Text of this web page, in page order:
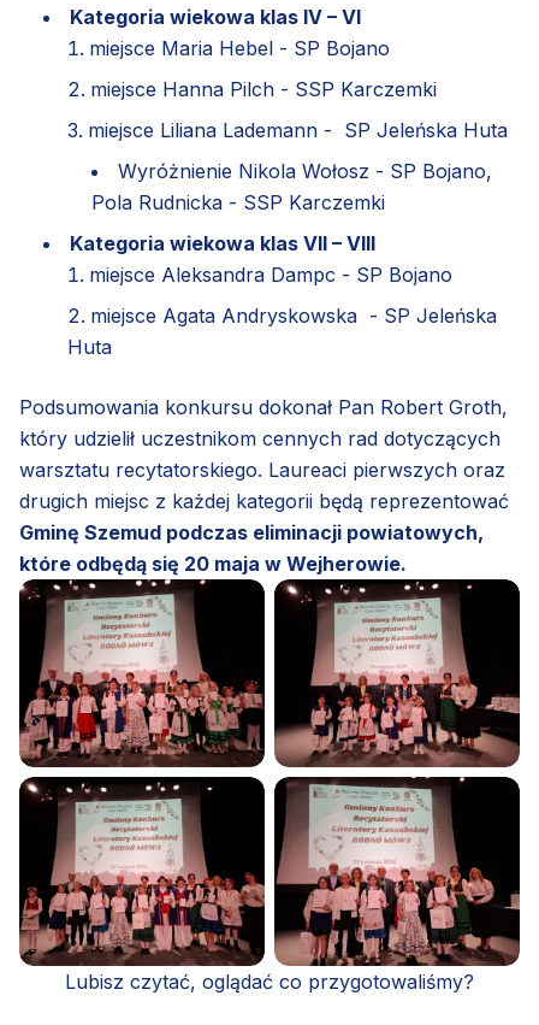
Kategoria wiekowa klas IV – VI
miejsce Maria Hebel - SP Bojano
miejsce Hanna Pilch - SSP Karczemki
miejsce Liliana Lademann - SP Jeleńska Huta
Wyróżnienie Nikola Wołosz - SP Bojano,
Pola Rudnicka - SSP Karczemki
Kategoria wiekowa klas VII – VIII
miejsce Aleksandra Dampc - SP Bojano
miejsce Agata Andryskowska - SP Jeleńska
Huta
Podsumowania konkursu dokonał Pan Robert Groth,
który udzielił uczestnikom cennych rad dotyczących
warsztatu recytatorskiego. Laureaci pierwszych oraz
drugich miejsc z każdej kategorii będą reprezentować
Gminę Szemud podczas eliminacji powiatowych,
które odbędą się 20 maja w Wejherowie.
Lubisz czytać, oglądać co przygotowaliśmy?